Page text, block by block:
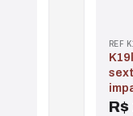
REF
k19l-24 soquete
R$